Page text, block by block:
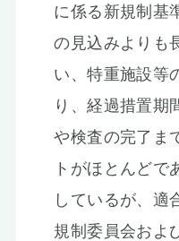
に係る新規制基
の見込みよりも
い、特重施設等
り、経過措置期
や検査の完了ま
トがほとんどで
しているが、適
規制委員会およ